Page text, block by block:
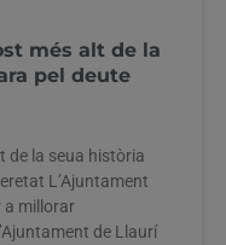
més alt de la
pel deute
de la seua història
L’Ajuntament
a millorar
de Llaurí